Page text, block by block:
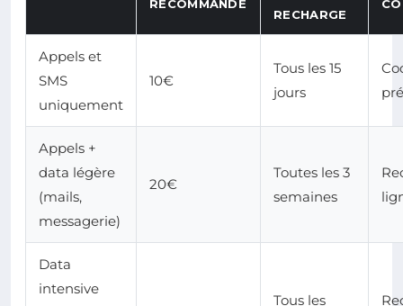
RECOMMANDÉ
RECHARGE
Appels et
SMS
uniquement
10€
Tous les 15
jours
Appels +
data légère
(mails,
messagerie)
20€
Toutes les 3
semaines
Data
intensive
Tous les